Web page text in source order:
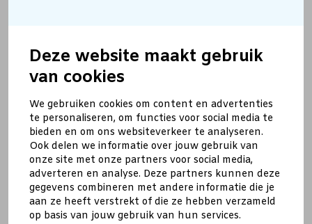
Deze website maakt gebruik
van cookies
We gebruiken cookies om content en advertenties
te personaliseren, om functies voor social media te
bieden en om ons websiteverkeer te analyseren.
Ook delen we informatie over jouw gebruik van
onze site met onze partners voor social media,
adverteren en analyse. Deze partners kunnen deze
gegevens combineren met andere informatie die je
aan ze heeft verstrekt of die ze hebben verzameld
op basis van jouw gebruik van hun services.